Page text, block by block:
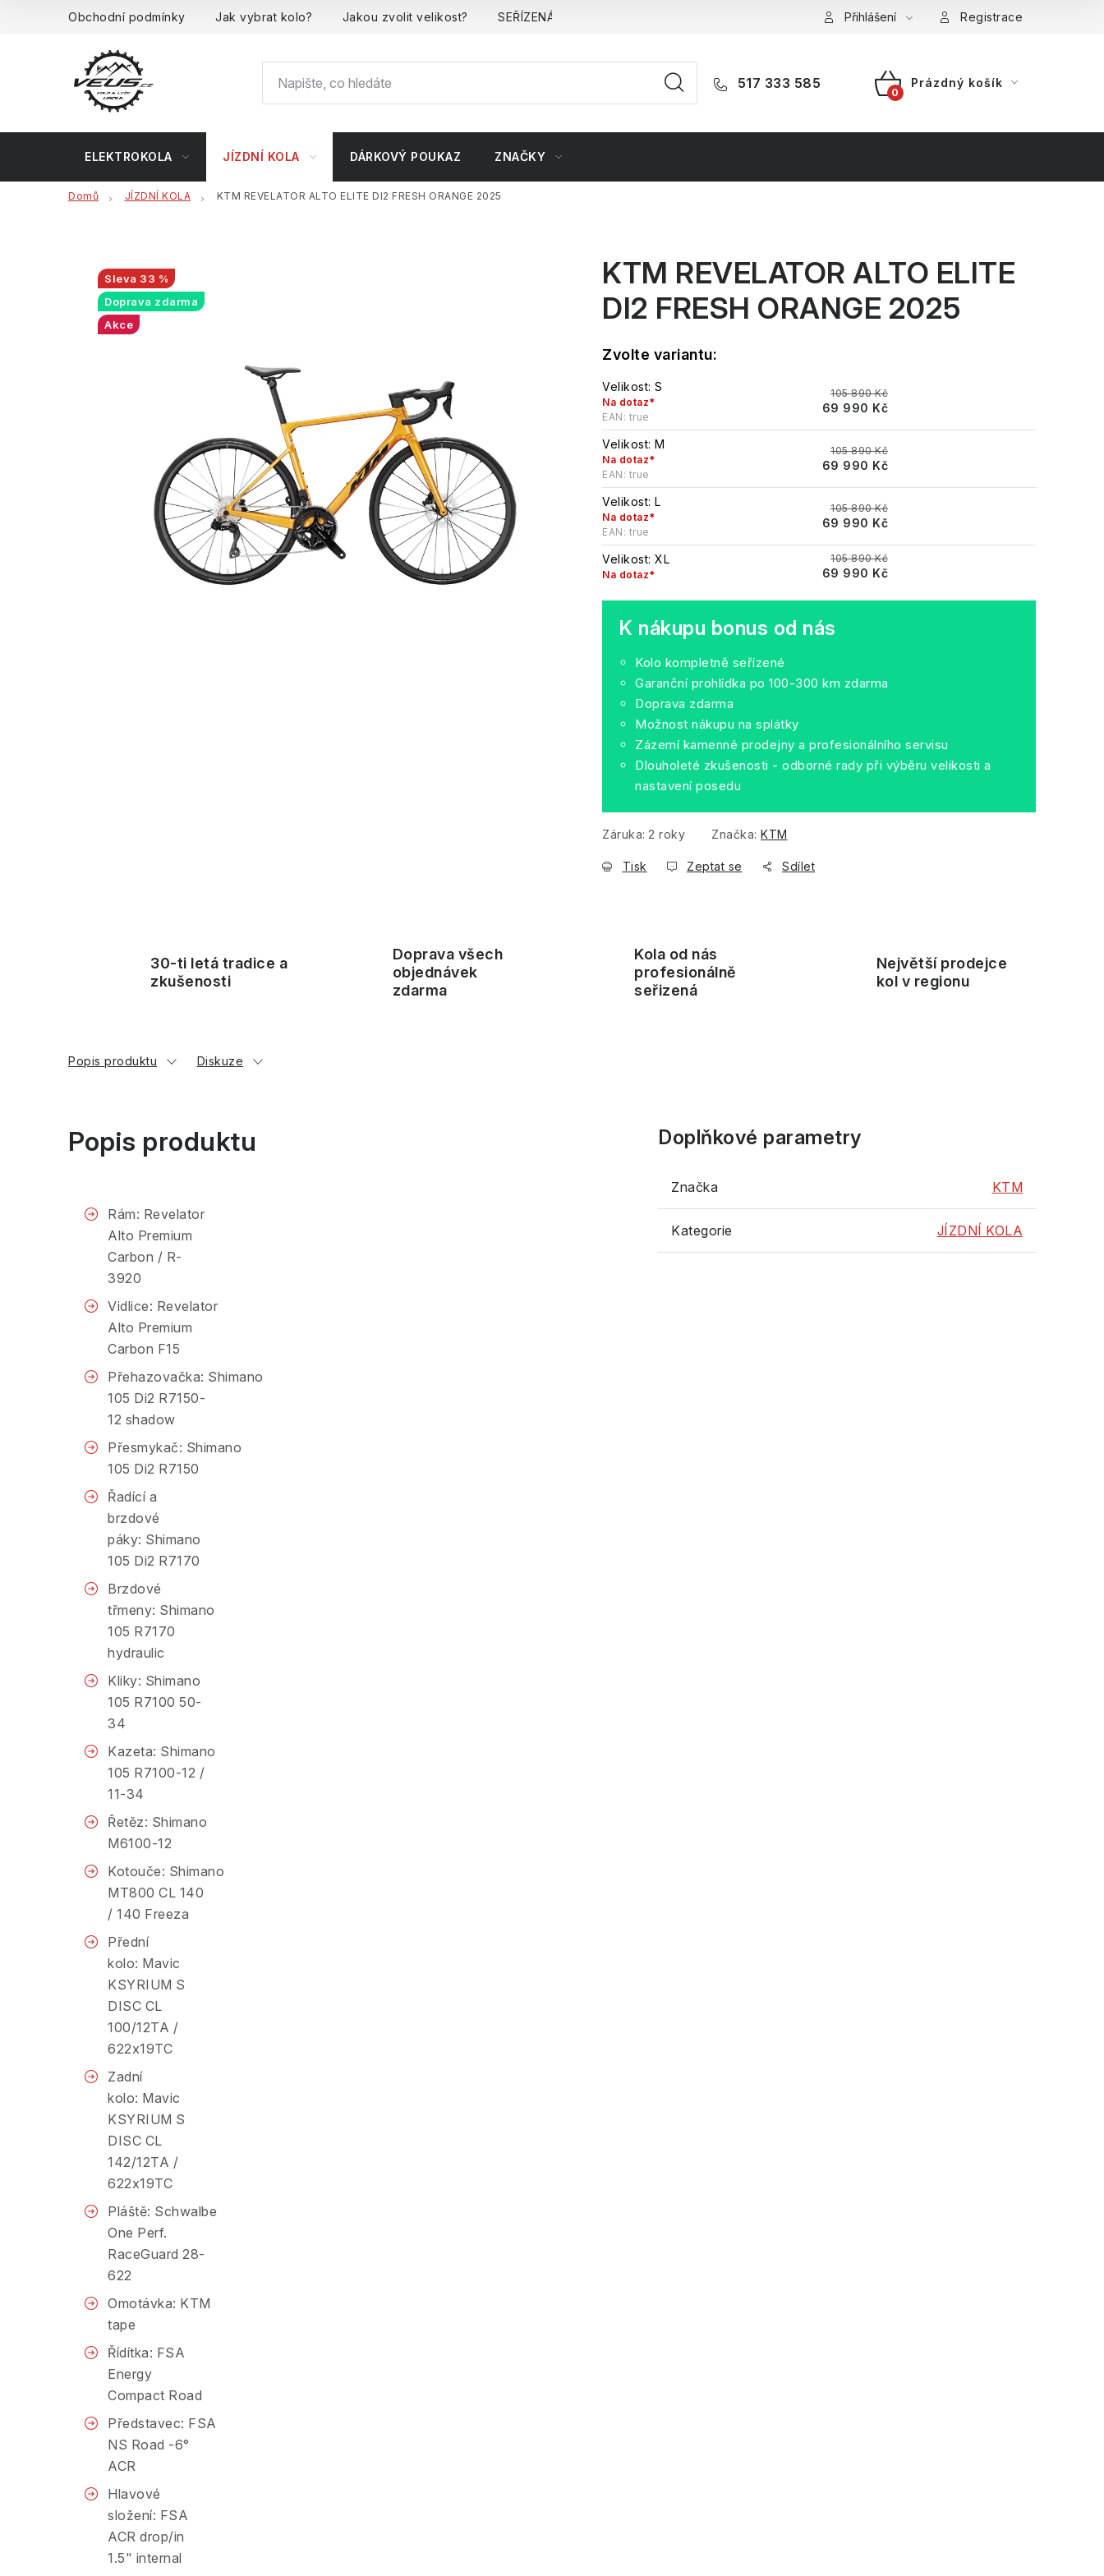
Obchodní podmínky Jak vybrat kolo? Jakou zvolit velikost? SEŘÍZENÁ kola Reklamace Splátkový prodej
Přihlášení Registrace
517 333 585
NÁKUPNÍ
Prázdný košík
ELEKTROKOLA JÍZDNÍ KOLA DÁRKOVÝ POUKAZ ZNAČKY
Domů JÍZDNÍ KOLA KTM REVELATOR ALTO ELITE DI2 FRESH ORANGE 2025
KTM REVELATOR ALTO ELITE
DI2 FRESH ORANGE 2025
Velikost: S
Na dotaz*
EAN: true
105 890 Kč
69 990 Kč
Velikost: M
Na dotaz*
EAN: true
105 890 Kč
69 990 Kč
Velikost: L
Na dotaz*
EAN: true
105 890 Kč
69 990 Kč
Velikost: XL
Na dotaz*
105 890 Kč
69 990 Kč
K nákupu bonus od nás
Kolo kompletně seřízené
Garanční prohlídka po 100-300 km zdarma
Doprava zdarma
Možnost nákupu na splátky
Zázemí kamenné prodejny a profesionálního servisu
Dlouholeté zkušenosti - odborné rady při výběru velikosti a
nastavení posedu
Záruka: 2 roky Značka: KTM
Tisk Zeptat se Sdílet
33 %
Doprava zdarma
Akce
30-ti letá tradice a
zkušenosti
Doprava všech
objednávek
zdarma
Kola od nás
profesionálně
seřizená
Největší prodejce
kol v regionu
Popis produktu Diskuze
Popis produktu
Rám: Revelator
Alto Premium
Carbon / R-
3920
Vidlice: Revelator
Alto Premium
Carbon F15
Přehazovačka: Shimano
105 Di2 R7150-
12 shadow
Přesmykač: Shimano
105 Di2 R7150
Řadící a
brzdové
páky: Shimano
105 Di2 R7170
Brzdové
třmeny: Shimano
105 R7170
hydraulic
Kliky: Shimano
105 R7100 50-
34
Kazeta: Shimano
105 R7100-12 /
11-34
Řetěz: Shimano
M6100-12
Kotouče: Shimano
MT800 CL 140
/ 140 Freeza
Přední
kolo: Mavic
KSYRIUM S
DISC CL
100/12TA /
622x19TC
Zadní
kolo: Mavic
KSYRIUM S
DISC CL
142/12TA /
622x19TC
Pláště: Schwalbe
One Perf.
RaceGuard 28-
622
Omotávka: KTM
tape
Řídítka: FSA
Energy
Compact Road
Představec: FSA
NS Road -6°
ACR
Hlavové
složení: FSA
ACR drop/in
1.5" internal
Doplňkové parametry
Značka KTM
Kategorie JÍZDNÍ KOLA